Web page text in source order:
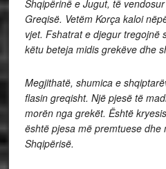
Shqipërinë e Jugut, të
Greqisë. Vetëm Korça kaloi
vjet. Fshatrat e djegur tregojnë
këtu beteja midis grekëve dhe
Megjithatë, shumica e
flasin greqisht. Një pjesë të
morën nga grekët. Është
është pjesa më premtuese dhe
Shqipërisë.